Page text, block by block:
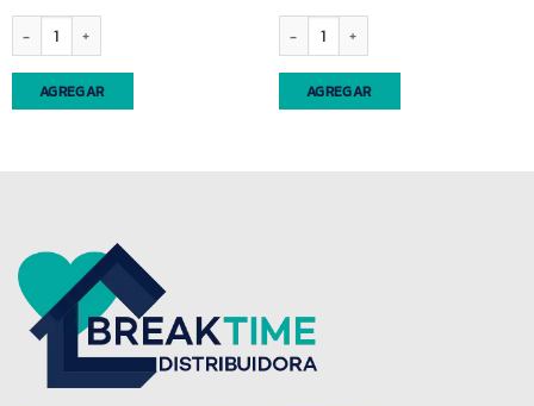
Marcadores doble punta x48 unidades cantidad
AGREGAR
Marcadores doble punta 80 piezas
AGREGAR